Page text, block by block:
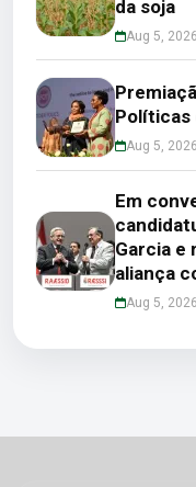
da soja
Aug 5, 2026
Políticas
Aug 5, 2026
Em
Garcia e
aliança
Aug 5, 2026